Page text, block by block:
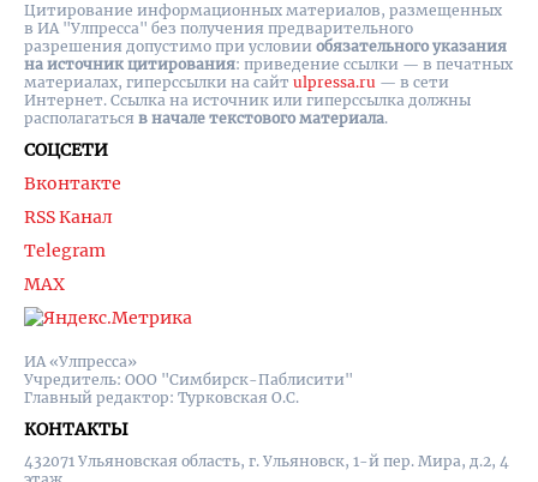
ИА «Улпресса»
Учредитель: ООО "Симбирск-Паблисити"
Главный редактор: Турковская О.С.
КОНТАКТЫ
432071 Ульяновская область, г. Ульяновск, 1-й пер. Мира, д.2, 4
СОЦСЕТИ
Вконтакте
RSS Канал
Telegram
MAX
Цитирование информационных материалов, размещенных
в ИА "Улпресса" без получения предварительного
разрешения допустимо при условии обязательного указания
на источник цитирования: приведение ссылки — в печатных
материалах, гиперссылки на cайт ulpressa.ru — в сети
Интернет. Ссылка на источник или гиперссылка должны
располагаться в начале текстового материала.